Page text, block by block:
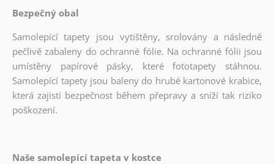
Bezpečný obal
Samolepící tapety jsou vytištěny, srolovány a následně
pečlivě zabaleny do ochranné fólie. Na ochranné fólii jsou
umístěny papírové pásky, které fototapety stáhnou.
Samolepící tapety jsou baleny do hrubé kartonové krabice,
která zajistí bezpečnost během přepravy a sníží tak riziko
poškození.
Naše samolepící tapeta v kostce